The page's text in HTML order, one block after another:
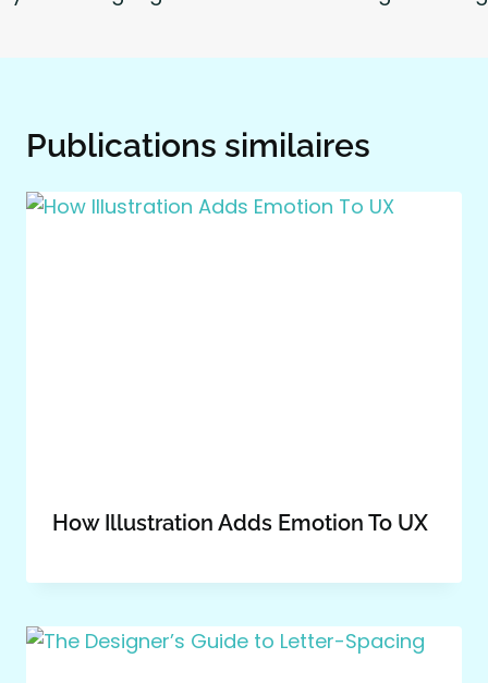
Publications similaires
How Illustration Adds Emotion To UX